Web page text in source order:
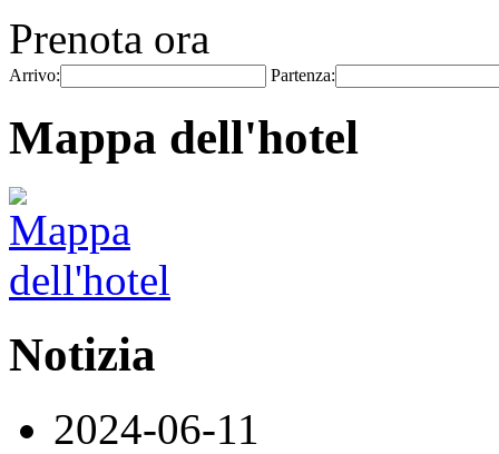
Prenota ora
Arrivo: Partenza:
Mappa dell'hotel
Notizia
2024-06-11